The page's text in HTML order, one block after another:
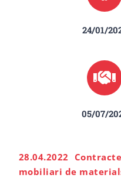
24/01/
05/07/
28.04.2022
mobiliari de